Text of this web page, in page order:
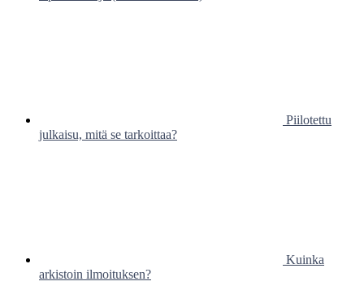
Piilotettu
julkaisu, mitä se tarkoittaa?
Kuinka
arkistoin ilmoituksen?